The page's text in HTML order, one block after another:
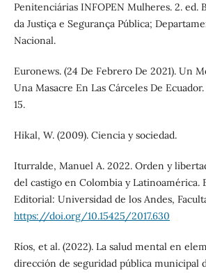
Penitenciárias INFOPEN Mulheres. 2. ed.
da Justiça e Segurança Pública;
Nacional.
Euronews. (24 De Febrero De 2021). Un
Una Masacre En Las Cárceles De
15.
Hikal, W. (2009). Ciencia y sociedad.
Iturralde, Manuel A. 2022. Orden y
del castigo en Colombia y Latinoamérica.
Editorial: Universidad de los Andes,
https://doi.org/10.15425/2017.630
Ríos, et al. (2022). La salud mental en
dirección de seguridad pública municipal